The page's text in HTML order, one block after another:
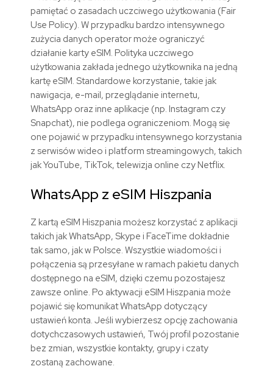
pamiętać o zasadach uczciwego użytkowania (Fair
Use Policy). W przypadku bardzo intensywnego
zużycia danych operator może ograniczyć
działanie karty eSIM. Polityka uczciwego
użytkowania zakłada jednego użytkownika na jedną
kartę eSIM. Standardowe korzystanie, takie jak
nawigacja, e-mail, przeglądanie internetu,
WhatsApp oraz inne aplikacje (np. Instagram czy
Snapchat), nie podlega ograniczeniom. Mogą się
one pojawić w przypadku intensywnego korzystania
z serwisów wideo i platform streamingowych, takich
jak YouTube, TikTok, telewizja online czy Netflix.
WhatsApp z eSIM Hiszpania
Z kartą eSIM Hiszpania możesz korzystać z aplikacji
takich jak WhatsApp, Skype i FaceTime dokładnie
tak samo, jak w Polsce. Wszystkie wiadomości i
połączenia są przesyłane w ramach pakietu danych
dostępnego na eSIM, dzięki czemu pozostajesz
zawsze online. Po aktywacji eSIM Hiszpania może
pojawić się komunikat WhatsApp dotyczący
ustawień konta. Jeśli wybierzesz opcję zachowania
dotychczasowych ustawień, Twój profil pozostanie
bez zmian, wszystkie kontakty, grupy i czaty
zostaną zachowane.